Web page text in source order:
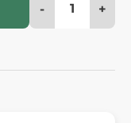
- +